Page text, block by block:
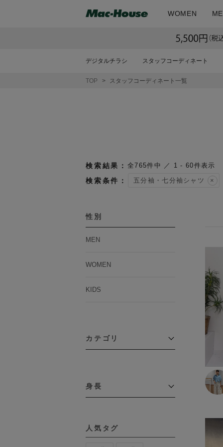
WOMEN
デジタルチラシ スタッフコーディネート
TOP スタッフコーディネート一覧
五分袖・七分袖シャツ
性別
MEN
WOMEN
KIDS
カテゴリ
コート
テーラードジャケット
デニムジャケット
身長
110cm～119cm
765件中 1 - 60件表示